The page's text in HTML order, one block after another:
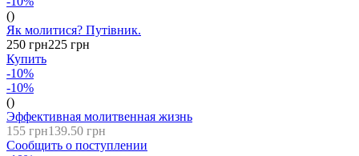
()
Як молитися? Путівник.
250 грн225 грн
Купить
-10%
-10%
()
Эффективная молитвенная жизнь
155 грн139.50 грн
Сообщить о поступлении